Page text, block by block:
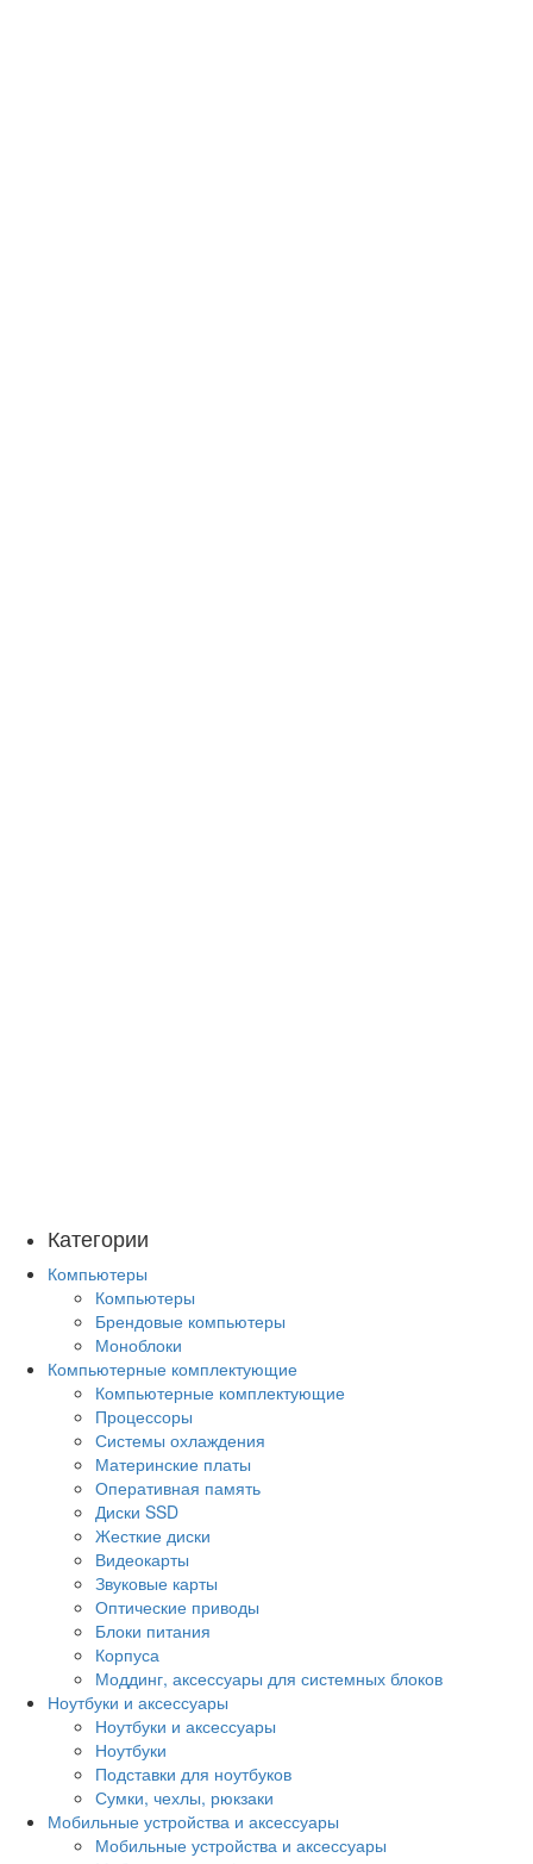
Категории
Компьютеры
Компьютеры
Брендовые компьютеры
Моноблоки
Компьютерные комплектующие
Компьютерные комплектующие
Процессоры
Системы охлаждения
Материнские платы
Оперативная память
Диски SSD
Жесткие диски
Видеокарты
Звуковые карты
Оптические приводы
Блоки питания
Корпуса
Моддинг, аксессуары для системных блоков
Ноутбуки и аксессуары
Ноутбуки и аксессуары
Ноутбуки
Подставки для ноутбуков
Сумки, чехлы, рюкзаки
Мобильные устройства и аксессуары
Мобильные устройства и аксессуары